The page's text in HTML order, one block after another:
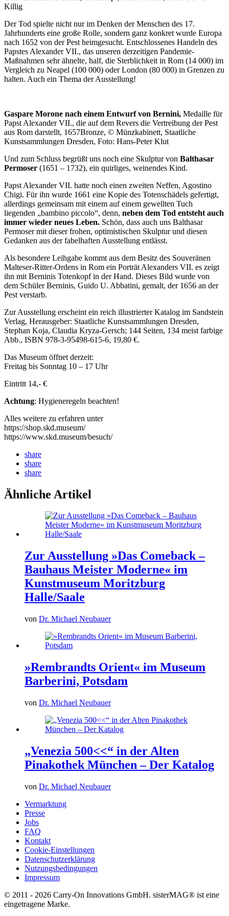
Killig
Der Tod spielte nicht nur im Denken der Menschen des 17.
Jahrhunderts eine große Rolle, sondern ganz konkret wurde Europa
nach 1652 von der Pest heimgesucht. Entschlossenes Handeln des
Papstes Alexander VII., das unseren derzeitigen Pandemie-
Maßnahmen sehr ähnelte, half, die Sterblichkeit in Rom (14 000) im
Vergleich zu Neapel (100 000) oder London (80 000) in Grenzen zu
halten. Auch ein Thema der Ausstellung!
Gaspare Morone nach einem Entwurf von Bernini, Medaille für
Papst Alexander VII., die auf dem Revers die Vertreibung der Pest
aus Rom darstellt, 1657Bronze, © Münzkabinett, Staatliche
Kunstsammlungen Dresden, Foto: Hans-Peter Klut
Und zum Schluss begrüßt uns noch eine Skulptur von Balthasar
Permoser (1651 – 1732), ein quirliges, weinendes Kind.
Papst Alexander VII. hatte noch einen zweiten Neffen, Agostino
Chigi. Für ihn wurde 1661 eine Kopie des Totenschädels gefertigt,
allerdings gemeinsam mit einem auf einem gewellten Tuch
liegenden „bambino piccolo“, denn, neben dem Tod entsteht auch
immer wieder neues Leben. Schön, dass auch uns Balthasar
Permoser mit dieser frohen, optimistischen Skulptur und diesen
Gedanken aus der fabelhaften Ausstellung entlässt.
Als besondere Leihgabe kommt aus dem Besitz des Souveränen
Malteser-Ritter-Ordens in Rom ein Porträt Alexanders VII. es zeigt
ihn mit Berninis Totenkopf in der Hand. Dieses Bild wurde von
dem Schüler Berninis, Guido U. Abbatini, gemalt, der 1656 an der
Pest verstarb.
Zur Ausstellung erscheint ein reich illustrierter Katalog im Sandstein
Verlag, Herausgeber: Staatliche Kunstsammlungen Dresden,
Stephan Koja, Claudia Kryza-Gersch; 144 Seiten, 134 meist farbige
Abb., ISBN 978-3-95498-615-6, 19,80 €.
Das Museum öffnet derzeit:
Freitag bis Sonntag 10 – 17 Uhr
Eintritt 14,- €
Achtung: Hygieneregeln beachten!
Alles weitere zu erfahren unter
https://shop.skd.museum/
https://www.skd.museum/besuch/
share
share
share
Ähnliche Artikel
Zur Ausstellung »Das Comeback –
Bauhaus Meister Moderne« im
Kunstmuseum Moritzburg
Halle/Saale
von Dr. Michael Neubauer
»Rembrandts Orient« im Museum
Barberini, Potsdam
von Dr. Michael Neubauer
„Venezia 500<<“ in der Alten
Pinakothek München – Der Katalog
von Dr. Michael Neubauer
Vermarktung
Presse
Jobs
FAQ
Kontakt
Cookie-Einstellungen
Datenschutzerklärung
Nutzungsbedingungen
Impressum
© 2011 - 2026 Carry-On Innovations GmbH. sisterMAG® ist eine
eingetragene Marke.